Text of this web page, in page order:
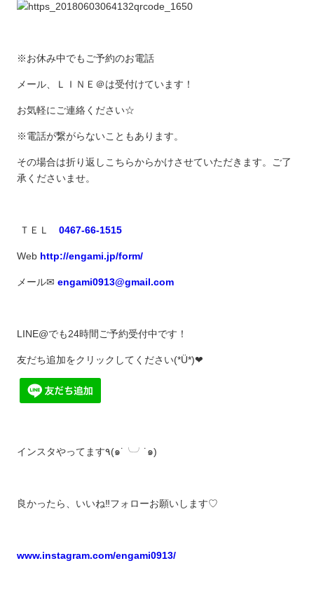
※お休み中でもご予約のお電話
メール、ＬＩＮＥ＠は受付けています！
お気軽にご連絡ください☆
※電話が繋がらないこともあります。
その場合は折り返しこちらからかけさせていただきます。ご了
承くださいませ。
ＴＥＬ0467-66-1515
Web http://engami.jp/form/
メール✉︎ engami0913@gmail.com
LINE@でも24時間ご予約受付中です！
友だち追加をクリックしてください(*Ü*)❤︎
インスタやってます٩(๑˙╰╯˙๑)
良かったら、いいね‼︎フォローお願いします♡
www.instagram.com/engami0913/